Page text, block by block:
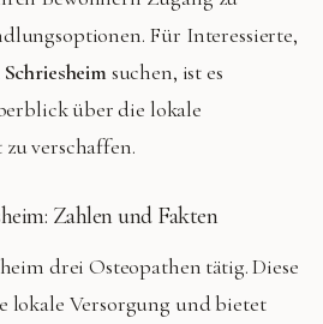
Für Interessierte,
suchen, ist es
über die lokale
verschaffen.
Zahlen und Fakten
drei Osteopathen tätig. Diese
lokale Versorgung und bietet